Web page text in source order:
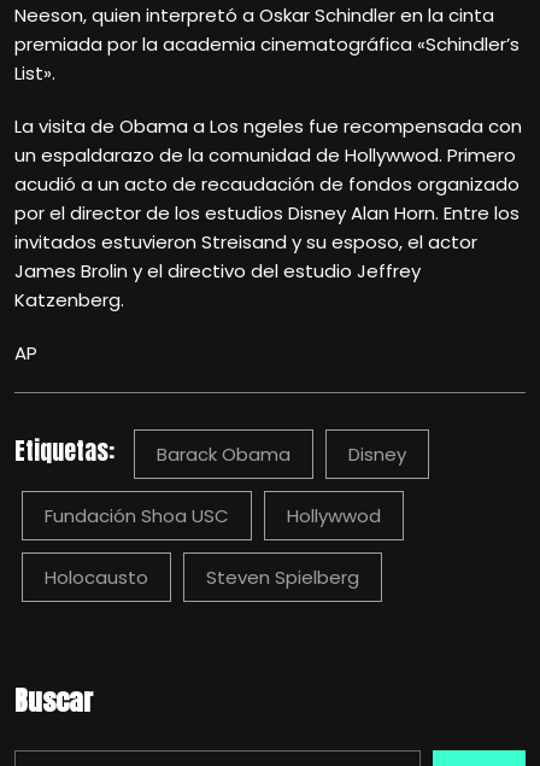
Neeson, quien interpretó a Oskar Schindler en la cinta
premiada por la academia cinematográfica «Schindler’s
List».
La visita de Obama a Los ngeles fue recompensada con
un espaldarazo de la comunidad de Hollywwod. Primero
acudió a un acto de recaudación de fondos organizado
por el director de los estudios Disney Alan Horn. Entre los
invitados estuvieron Streisand y su esposo, el actor
James Brolin y el directivo del estudio Jeffrey
Katzenberg.
AP
Etiquetas: Barack Obama Disney
Fundación Shoa USC Hollywwod
Holocausto Steven Spielberg
Buscar